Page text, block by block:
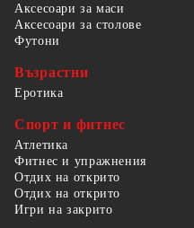
Аксесоари за маси
Аксесоари за столове
Футони
Възрастни
Еротика
Спорт и фитнес
Атлетика
Фитнес и упражнения
Отдих на открито
Отдих на открито
Игри на закрито